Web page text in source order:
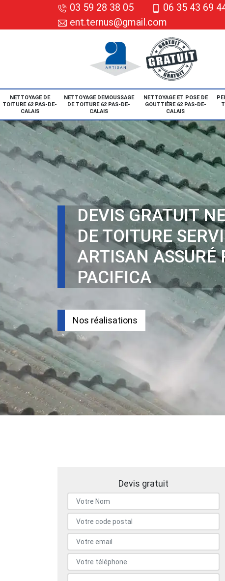
03 59 28 38 05
06 35 43 69
ent.ternus@gmail.com
NETTOYAGE DE
TOITURE 62 PAS-DE-
CALAIS
NETTOYAGE DEMOUSSAGE
DE TOITURE 62 PAS-DE-
CALAIS
NETTOYAGE ET POSE DE
GOUTTIÈRE 62 PAS-DE-
CALAIS
DEVIS GRATUIT
DE TOITURE
ARTISAN ASSURÉ
PACIFICA
Nos réalisations
Devis gratuit